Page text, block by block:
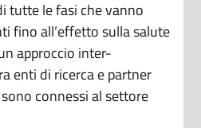
tutte le fasi che vanno
fino all’effetto sulla salute
approccio inter-
enti di ricerca e partner
connessi al settore